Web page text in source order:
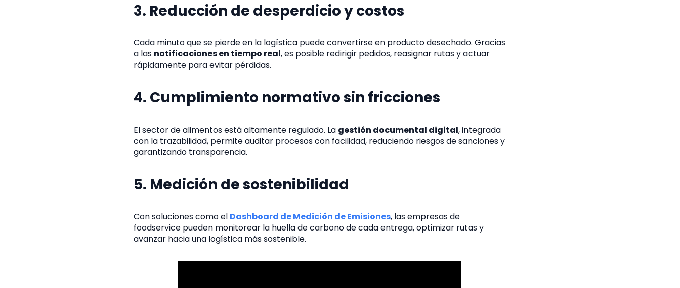
3. Reducción de desperdicio y costos
Cada minuto que se pierde en la logística puede convertirse en producto desechado. Gracias
a las notificaciones en tiempo real, es posible redirigir pedidos, reasignar rutas y actuar
rápidamente para evitar pérdidas.
4. Cumplimiento normativo sin fricciones
El sector de alimentos está altamente regulado. La gestión documental digital, integrada
con la trazabilidad, permite auditar procesos con facilidad, reduciendo riesgos de sanciones y
garantizando transparencia.
5. Medición de sostenibilidad
Con soluciones como el Dashboard de Medición de Emisiones, las empresas de
foodservice pueden monitorear la huella de carbono de cada entrega, optimizar rutas y
avanzar hacia una logística más sostenible.